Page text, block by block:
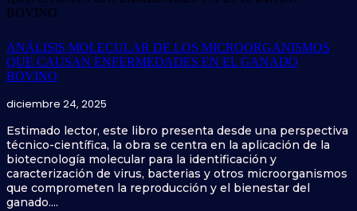
ANÁLISIS MOLECULAR DE LOS MICROORGANISMOS
QUE CAUSAN ENFERMEDADES EN EL GANADO
BOVINO
diciembre 24, 2025
Estimado lector, este libro presenta desde una perspectiva
técnico-científica, la obra se centra en la aplicación de la
biotecnología molecular para la identificación y
caracterización de virus, bacterias y otros microorganismos
que comprometen la reproducción y el bienestar del
ganado....